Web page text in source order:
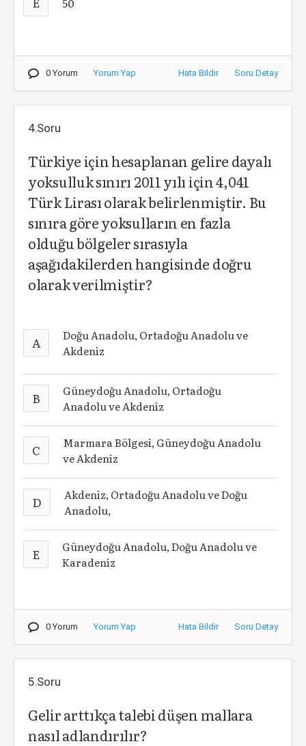
0 Yorum Yorum Yap Hata Bildir Soru Detay
4.Soru
Türkiye için hesaplanan gelire dayalı
yoksulluk sınırı 2011 yılı için 4,041
Türk Lirası olarak belirlenmiştir. Bu
sınıra göre yoksulların en fazla
olduğu bölgeler sırasıyla
aşağıdakilerden hangisinde doğru
olarak verilmiştir?
A
Doğu Anadolu, Ortadoğu Anadolu ve
Akdeniz
B
Güneydoğu Anadolu, Ortadoğu
Anadolu ve Akdeniz
C
Marmara Bölgesi, Güneydoğu Anadolu
ve Akdeniz
D
Akdeniz, Ortadoğu Anadolu ve Doğu
Anadolu,
E
Güneydoğu Anadolu, Doğu Anadolu ve
Karadeniz
0 Yorum Yorum Yap Hata Bildir Soru Detay
5.Soru
Gelir arttıkça talebi düşen mallara
nasıl adlandırılır?